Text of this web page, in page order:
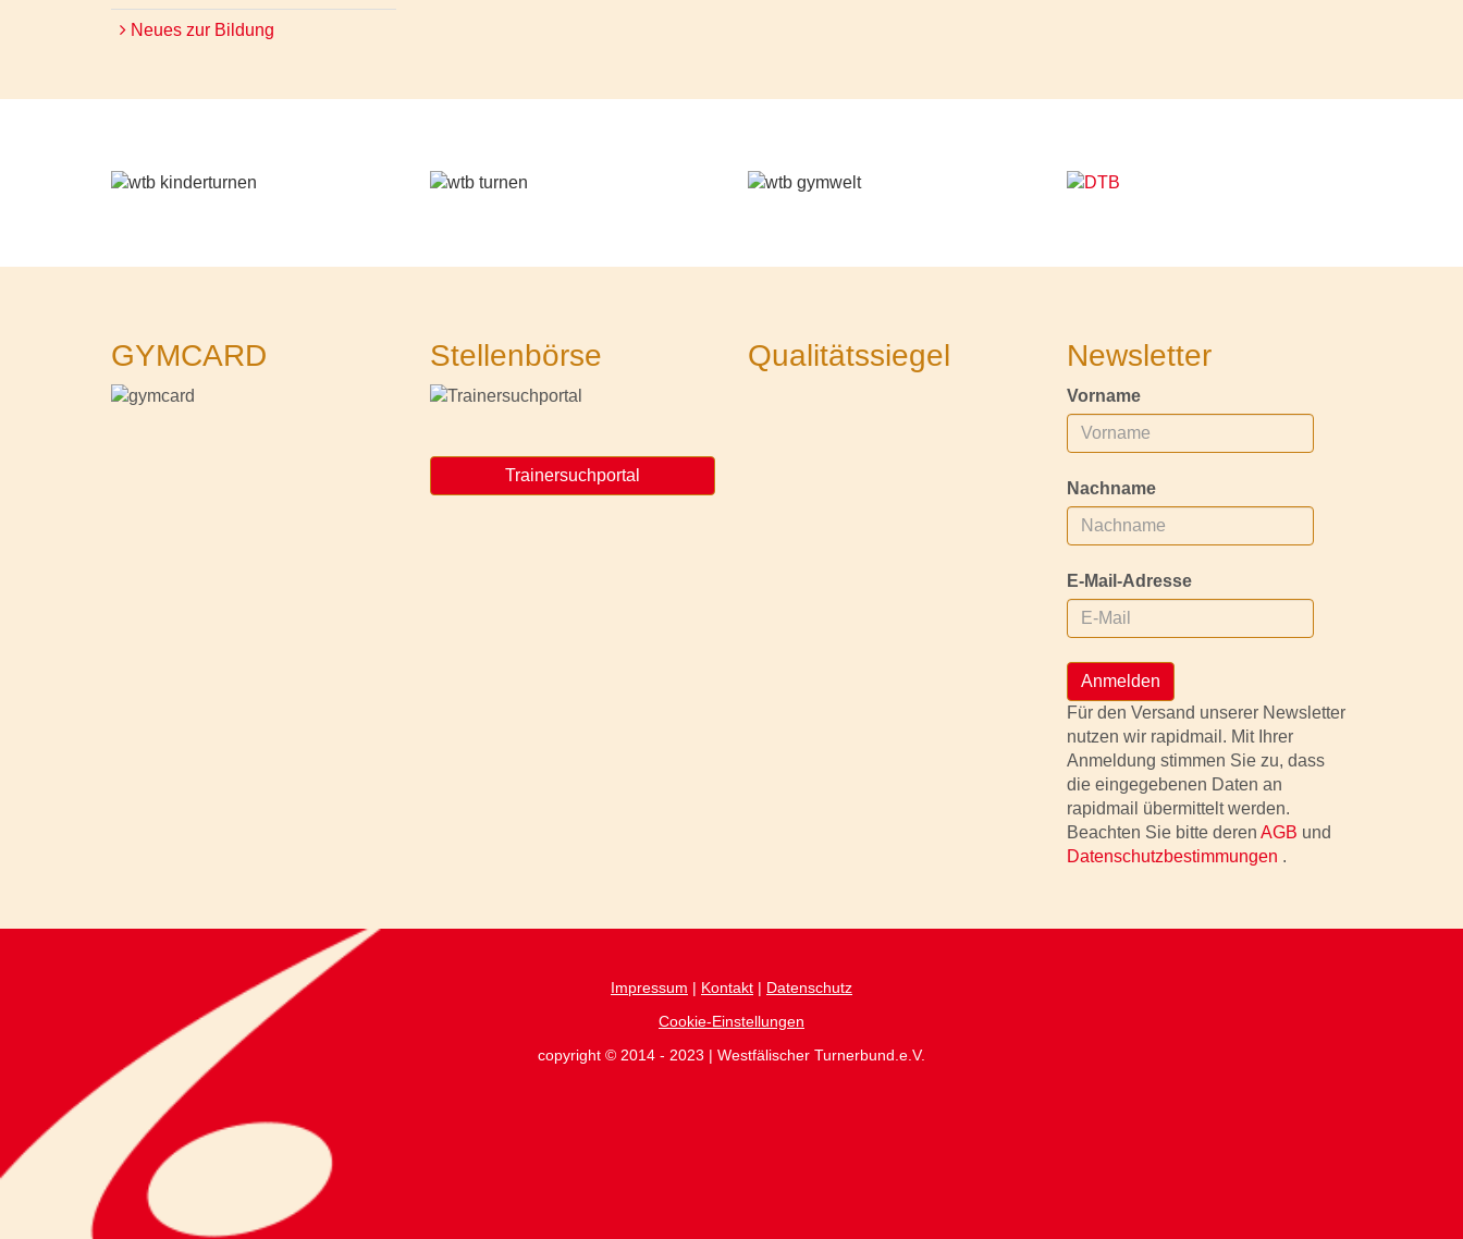
Neues zur Bildung
GYMCARD Stellenbörse
Trainersuchportal
Qualitätssiegel Newsletter
Vorname
Nachname
E-Mail-Adresse
Anmelden
Für den Versand unserer Newsletter
nutzen wir rapidmail. Mit Ihrer
Anmeldung stimmen Sie zu, dass
die eingegebenen Daten an
rapidmail übermittelt werden.
Beachten Sie bitte deren AGB und
Datenschutzbestimmungen .
Impressum | Kontakt | Datenschutz
Cookie-Einstellungen
copyright © 2014 - 2023 | Westfälischer Turnerbund.e.V.